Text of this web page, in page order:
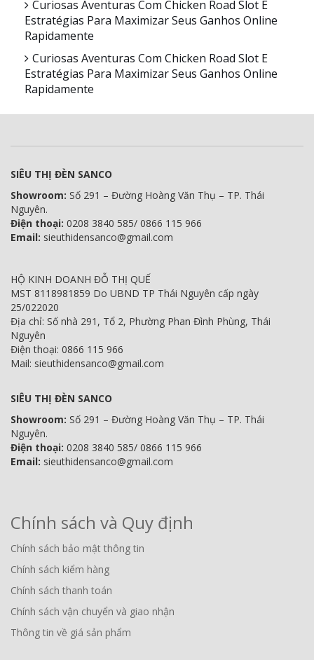
Curiosas Aventuras Com Chicken Road Slot E
Estratégias Para Maximizar Seus Ganhos Online
Rapidamente
Curiosas Aventuras Com Chicken Road Slot E
Estratégias Para Maximizar Seus Ganhos Online
Rapidamente
SIÊU THỊ ĐÈN SANCO
Showroom: Số 291 – Đường Hoàng Văn Thụ – TP. Thái
Nguyên.
Điện thoại: 0208 3840 585/ 0866 115 966
Email: sieuthidensanco@gmail.com
HỘ KINH DOANH ĐỖ THỊ QUẾ
MST 8118981859 Do UBND TP Thái Nguyên cấp ngày
25/022020
Địa chỉ: Số nhà 291, Tổ 2, Phường Phan Đình Phùng, Thái
Nguyên
Điện thoại: 0866 115 966
Mail: sieuthidensanco@gmail.com
SIÊU THỊ ĐÈN SANCO
Showroom: Số 291 – Đường Hoàng Văn Thụ – TP. Thái
Nguyên.
Điện thoại: 0208 3840 585/ 0866 115 966
Email: sieuthidensanco@gmail.com
Chính sách và Quy định
Chính sách bảo mật thông tin
Chính sách kiểm hàng
Chính sách thanh toán
Chính sách vận chuyển và giao nhận
Thông tin về giá sản phẩm